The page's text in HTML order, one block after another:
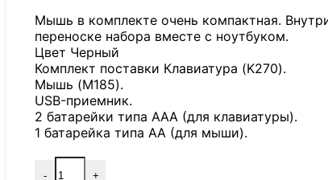
Мышь в комплекте очень компактная.
переноске набора вместе с ноутбуком.
Цвет Черный
Комплект поставки Клавиатура (K270).
Мышь (M185).
USB-приемник.
2 батарейки типа AAA (для клавиатуры).
1 батарейка типа AA (для мыши).
- +